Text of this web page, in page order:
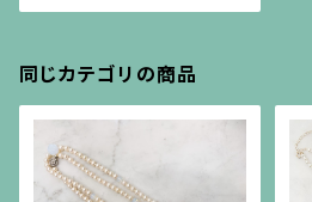
同じカテゴリの商品